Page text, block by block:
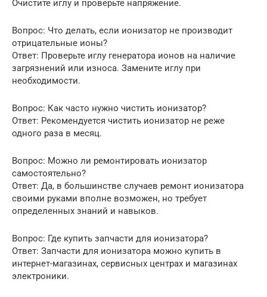
Очистите иглу и проверьте напряжение.
Вопрос: Что делать, если ионизатор не производит
отрицательные ионы?
Ответ: Проверьте иглу генератора ионов на наличие
загрязнений или износа. Замените иглу при
необходимости.
Вопрос: Как часто нужно чистить ионизатор?
Ответ: Рекомендуется чистить ионизатор не реже
одного раза в месяц.
Вопрос: Можно ли ремонтировать ионизатор
самостоятельно?
Ответ: Да, в большинстве случаев ремонт ионизатора
своими руками вполне возможен, но требует
определенных знаний и навыков.
Вопрос: Где купить запчасти для ионизатора?
Ответ: Запчасти для ионизатора можно купить в
интернет-магазинах, сервисных центрах и магазинах
электроники.